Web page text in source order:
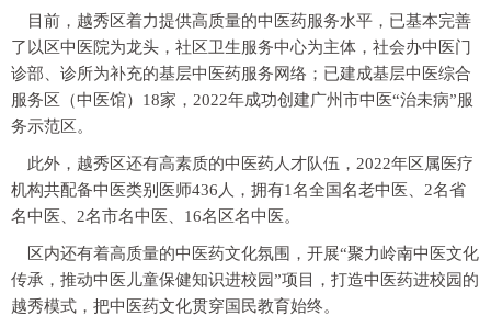
目前，越秀区着力提供高质量的中医药服务水平，已基本完善
了以区中医院为龙头，社区卫生服务中心为主体，社会办中医门
诊部、诊所为补充的基层中医药服务网络；已建成基层中医综合
服务区（中医馆）18家，2022年成功创建广州市中医“治未病”服
务示范区。
此外，越秀区还有高素质的中医药人才队伍，2022年区属医疗
机构共配备中医类别医师436人，拥有1名全国名老中医、2名省
名中医、2名市名中医、16名区名中医。
区内还有着高质量的中医药文化氛围，开展“聚力岭南中医文化
传承，推动中医儿童保健知识进校园”项目，打造中医药进校园的
越秀模式，把中医药文化贯穿国民教育始终。